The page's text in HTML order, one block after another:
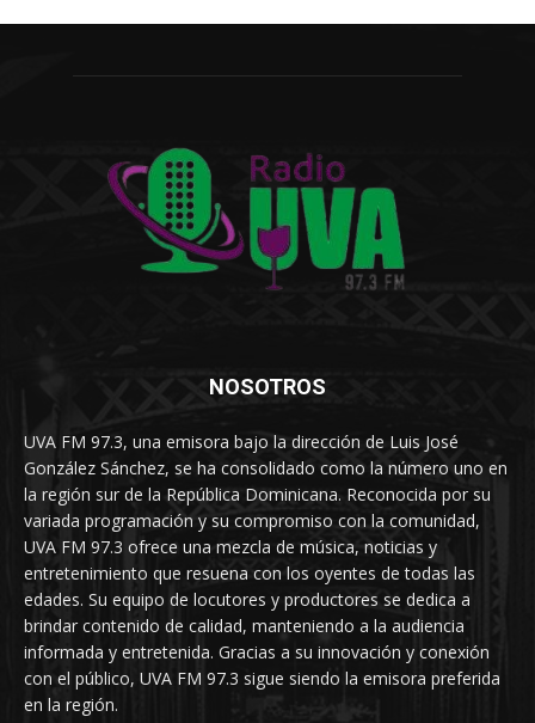
NOSOTROS
UVA FM 97.3, una emisora bajo la dirección de Luis José
González Sánchez, se ha consolidado como la número uno en
la región sur de la República Dominicana. Reconocida por su
variada programación y su compromiso con la comunidad,
UVA FM 97.3 ofrece una mezcla de música, noticias y
entretenimiento que resuena con los oyentes de todas las
edades. Su equipo de locutores y productores se dedica a
brindar contenido de calidad, manteniendo a la audiencia
informada y entretenida. Gracias a su innovación y conexión
con el público, UVA FM 97.3 sigue siendo la emisora preferida
en la región.